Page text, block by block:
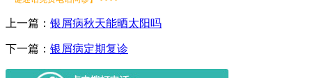
上一篇： 银屑病秋天能晒太阳吗
下一篇： 银屑病定期复诊